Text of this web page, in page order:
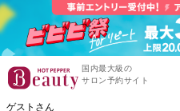
国内最大級の
サロン予約サイト
ゲストさん